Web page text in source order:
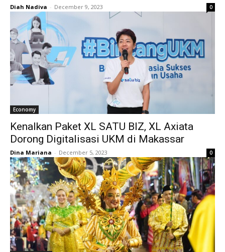
Diah Nadiva - December 9, 2023 0
Economy
Kenalkan Paket XL SATU BIZ, XL Axiata
Dorong Digitalisasi UKM di Makassar
Dina Mariana - December 5, 2023 0